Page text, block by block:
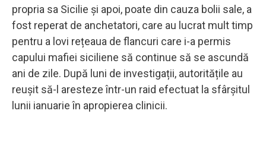
propria sa Sicilie și apoi, poate din cauza bolii sale, a
fost reperat de anchetatori, care au lucrat mult timp
pentru a lovi rețeaua de flancuri care i-a permis
capului mafiei siciliene să continue să se ascundă
ani de zile. După luni de investigații, autoritățile au
reușit să-l aresteze într-un raid efectuat la sfârșitul
lunii ianuarie în apropierea clinicii.